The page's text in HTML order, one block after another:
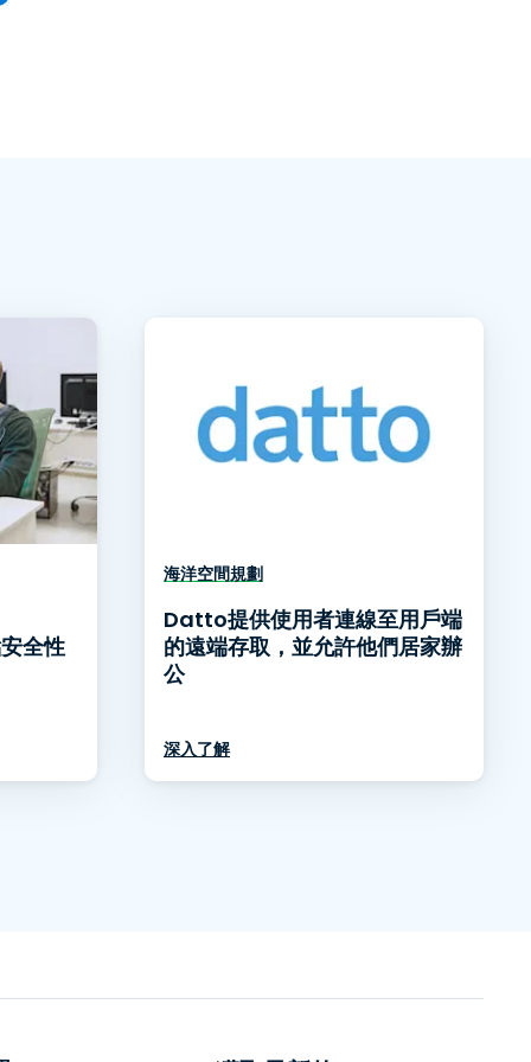
全性
海洋空間規劃
Datto提供使用者連線至用戶端
的遠端存取，並允許他們居家辦
公
深入了解